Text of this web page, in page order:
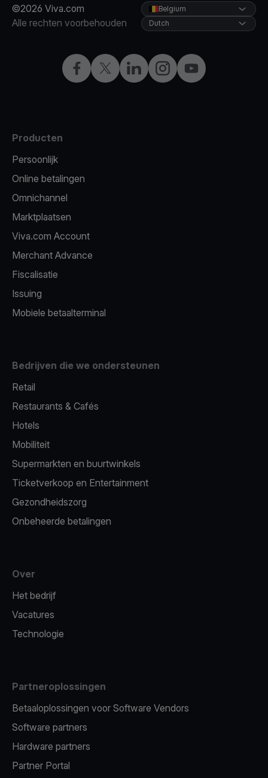
©2026 Viva.com
Alle rechten voorbehouden
Facebook
X LinkedInInstagramYouTube
Belgium
Dutch
Producten
Persoonlijk
Online betalingen
Omnichannel
Marktplaatsen
Viva.com Account
Merchant Advance
Fiscalisatie
Issuing
Mobiele betaalterminal
Bedrijven die we ondersteunen
Retail
Restaurants & Cafés
Hotels
Mobiliteit
Supermarkten en buurtwinkels
Ticketverkoop en Entertainment
Gezondheidszorg
Onbeheerde betalingen
Over
Het bedrijf
Vacatures
Technologie
Partneroplossingen
Betaaloplossingen voor Software Vendors
Software partners
Hardware partners
Partner Portal